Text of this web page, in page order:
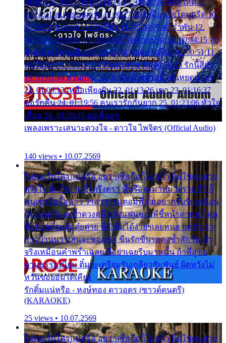
00:24:21 ลบรอยแผลรัก 9. 00:27:35 เหมือนใจโดนกรีด 10.
00:30:54 ขบวนการเปาเปียว 11. 00:34:05 คำรำพัน 12.
00:37:20 ปาหนัน 13. 00:40:37 ใจเจ้ากรรม 14. 00:44:15 จูบ
ฉันแล้วจงตายเสีย 15. 00:47:24 ขอสูมาเต๊อะ 16. 00:51:11
คนใจมาร 17. 00:54:50 คืนทรมาน 18. 00:58:25 รักนี้สีดำ
19. 01:01:44 ส่วนเกิน 20. 01:05:42 หยาดน้ำฝนหยดน้ำตา
21. 01:09:13 เหลือเพียงฝัน 22. 01:13:26 เขา 23. 01:16:37
ขอรักคืน 24. 01:19:56 คนเรารักกันยาก 25. 01:23:06 หัวใจ
เถื่อน 26. 01:26:45 อยู่เพื่อลูก
เพลงเพราะเสนาะดวงใจ - ดาวใจ ไพจิตร (Official Audio)
140 views • 10.07.2569
ไม่เคยรักใครแน่หรือ อยากเชื่อถือก็ไม่กล้า ติ๋มใช่คนสวย
ตรึงใจ ติ๋มใช่งามซึ้งตรึงตรา พี่หรือจะมาหมายร่วมชีวี ก็
คนเขาลืออื้อฉาว ว่าสาวๆรุมตอมพี่ ติ๋มอยากรับรักเหมือน
กัน แต่หวั่นจะช้ำดวงฤดี กลัวแฟนของพี่ชี้หน้าด่าทอ ก็คน
ชื่อต๋อยต้อยตุ้มตุ๋ยต่าย พี่ยังลืมได้ง่ายๆเลยหนอ แค่ตัวเรา
สาวบ้านนา แสนจะซอมซ่อ ขืนรักขืนรอคงช้ำสักวัน ถ้า
จริงเหมือนคำพร่ำเฉลย พี่อย่าเฉยรีบมาหมั้น ถ้าพี่สู่ขอ
ตามธรรมเนียม ติ๋มจะเตรียมรับเกลียวสัมพันธ์ ผิดหวังไม่
หวั่นขอยอมได้เคียง
รักติ๋มแน่หรือ - หงษ์ทอง ดาวอุดร (ซาวด์ดนตรี)
(KARAOKE)
25 views • 10.07.2569
ไม่เคยรักใครแน่หรือ อยากเชื่อถือก็ไม่กล้า ติ๋มใช่คนสวย